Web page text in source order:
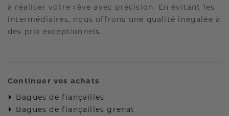
à réaliser votre rêve avec précision. En évitant les
intermédiaires, nous offrons une qualité inégalée à
des prix exceptionnels.
Continuer vos achats
Bagues de fiançailles
Bagues de fiançailles grenat